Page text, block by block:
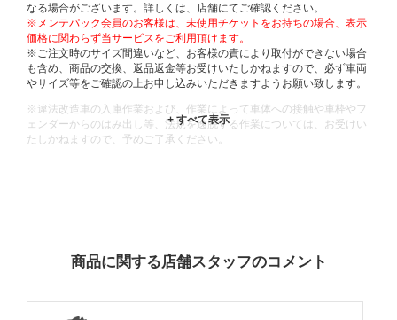
なる場合がございます。詳しくは、店舗にてご確認ください。
※メンテパック会員のお客様は、未使用チケットをお持ちの場合、表示
価格に関わらず当サービスをご利用頂けます。
※ご注文時のサイズ間違いなど、お客様の責により取付ができない場合
も含め、商品の交換、返品返金等お受けいたしかねますので、必ず車両
やサイズ等をご確認の上お申し込みいただきますようお願い致します。
※違法改造車の入庫作業および、作業によって車体への接触や車枠やフ
ェンダーからのはみ出し等、法規を逸脱する作業については、お受けい
たしかねますので、予めご了承ください。
商品に関する店舗スタッフのコメント